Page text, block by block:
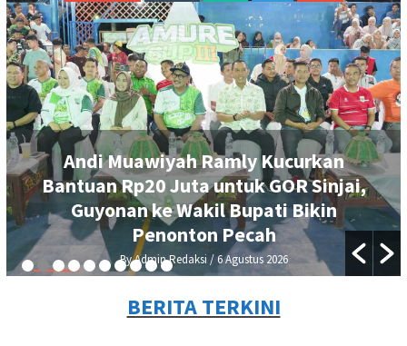
Andi Muawiyah Ramly Kucurkan
Bantuan Rp20 Juta untuk GOR Sinjai,
Guyonan ke Wakil Bupati Bikin
Penonton Pecah
By Admin Redaksi / 6 Agustus 2026
BERITA TERKINI